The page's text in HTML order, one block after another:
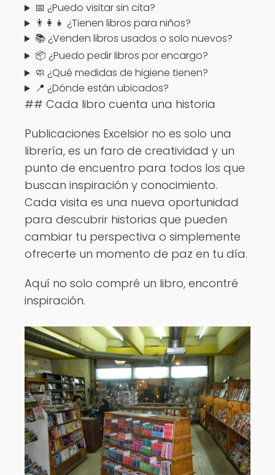
📅 ¿Puedo visitar sin cita?
👨‍👩‍👧 ¿Tienen libros para niños?
📚 ¿Venden libros usados o solo nuevos?
📦 ¿Puedo pedir libros por encargo?
🧼 ¿Qué medidas de higiene tienen?
📍 ¿Dónde están ubicados?
## Cada libro cuenta una historia
Publicaciones Excelsior no es solo una
librería, es un faro de creatividad y un
punto de encuentro para todos los que
buscan inspiración y conocimiento.
Cada visita es una nueva oportunidad
para descubrir historias que pueden
cambiar tu perspectiva o simplemente
ofrecerte un momento de paz en tu día.
Aquí no solo compré un libro, encontré
inspiración.